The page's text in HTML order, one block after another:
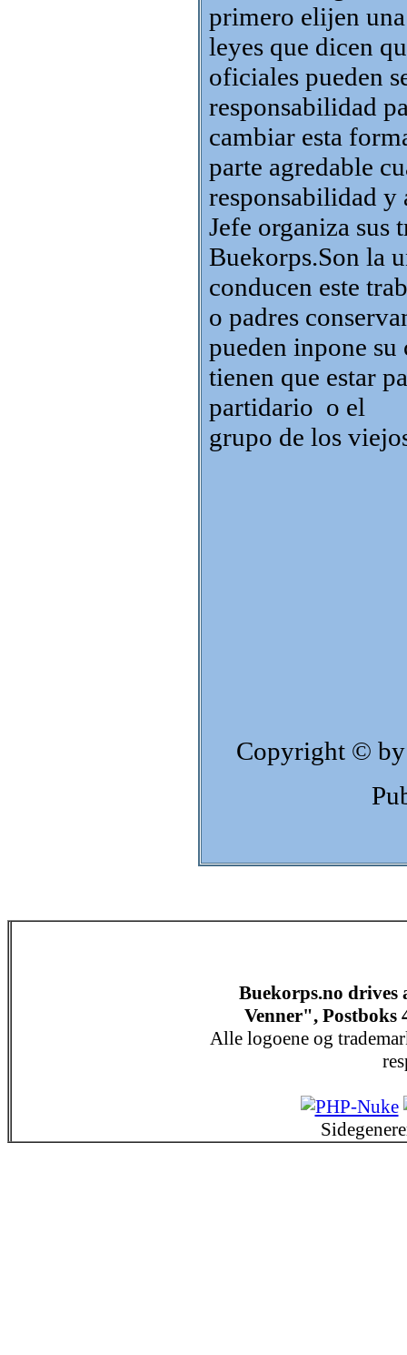
primero elijen
leyes que dicen
oficiales pueden
responsabilidad
cambiar esta
parte agredable
responsabilidad y
Jefe organiza sus
Buekorps.Son la
conducen este
o padres
pueden inpone su
tienen que estar
partidario o el
grupo de los
Copyright © by
Buekorps.no drives
Venner", Postboks
Alle logoene og